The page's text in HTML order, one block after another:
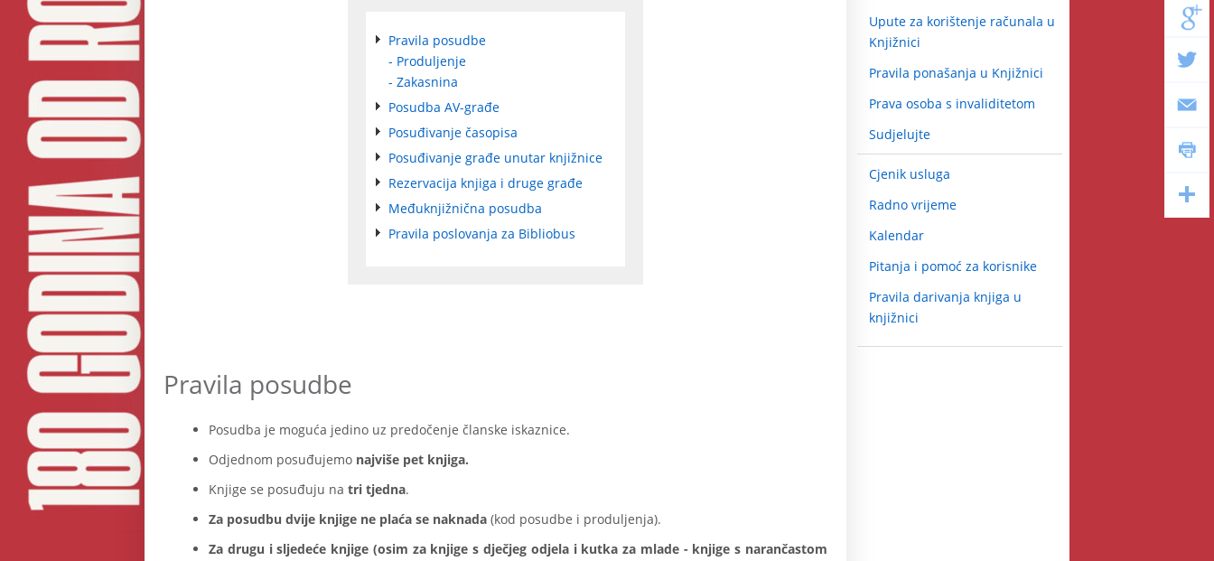
Pravila posudbe
- Produljenje
- Zakasnina
Posudba AV-građe
Posuđivanje časopisa
Posuđivanje građe unutar knjižnice
Rezervacija knjiga i druge građe
Međuknjižnična posudba
Pravila poslovanja za Bibliobus
Pravila posudbe
Posudba je moguća jedino uz predočenje članske iskaznice.
Odjednom posuđujemo najviše pet knjiga.
Knjige se posuđuju na tri tjedna.
Za posudbu dvije knjige ne plaća se naknada (kod posudbe i produljenja).
Za drugu i sljedeće knjige (osim za knjige s dječjeg odjela i kutka za mlade - knjige s narančastom
Upute za korištenje računala u
Knjižnici
Pravila ponašanja u Knjižnici
Prava osoba s invaliditetom
Sudjelujte
Cjenik usluga
Radno vrijeme
Kalendar
Pitanja i pomoć za korisnike
Pravila darivanja knjiga u
knjižnici